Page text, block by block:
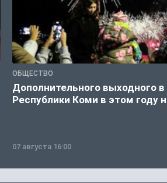
ОБЩЕСТВО
Дополнительного выходного
Республики Коми в этом году
07 августа 16:00